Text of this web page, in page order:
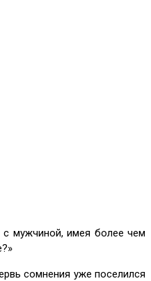
с мужчиной, имея более чем
сомнения уже поселился